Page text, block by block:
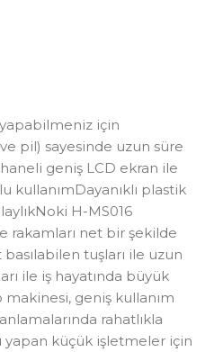
için
pil) sayesinde uzun süre
geniş LCD ekran ile
kullanımDayanıklı plastik
H-MS016
rakamları net bir şekilde
tuşları ile uzun
ile iş hayatında büyük
makinesi, geniş kullanım
rahatlıkla
yapan küçük işletmeler için